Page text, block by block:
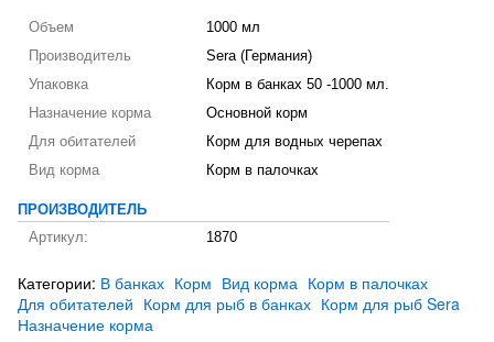
Объем
1000 мл
Производитель
Sera (Германия)
Упаковка
Корм в банках 50 -1000 мл.
Назначение корма
Основной корм
Для обитателей
Корм для водных черепах
Вид корма
Корм в палочках
ПРОИЗВОДИТЕЛЬ
Артикул:
1870
Категории: В банках Корм Вид корма Корм в палочках
Для обитателей Корм для рыб в банках Корм для рыб Sera
Назначение корма